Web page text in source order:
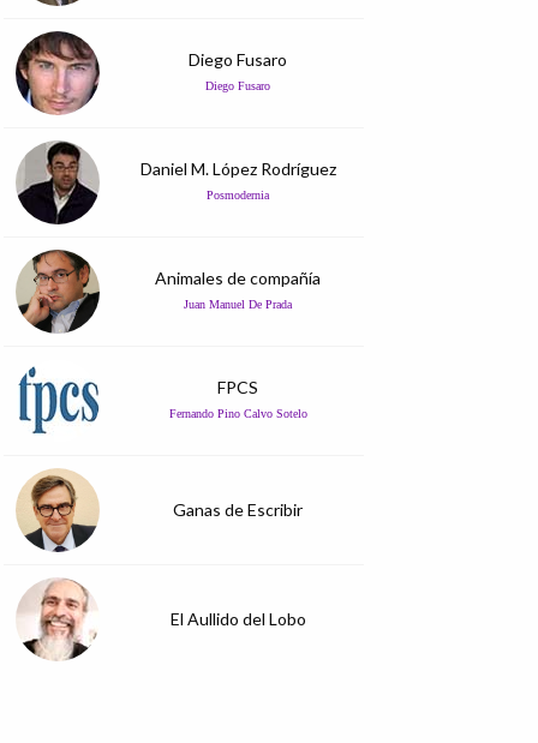
Diego Fusaro
Diego Fusaro
Daniel M. López Rodríguez
Posmodernia
Animales de compañía
Juan Manuel De Prada
FPCS
Fernando Pino Calvo Sotelo
Ganas de Escribir
El Aullido del Lobo